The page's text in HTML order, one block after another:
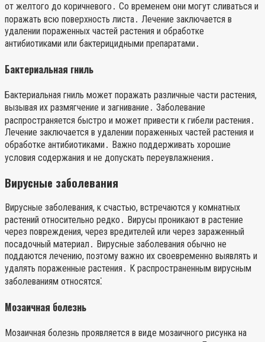
от желтого до коричневого․ Со временем они могут сливаться и
поражать всю поверхность листа․ Лечение заключается в
удалении пораженных частей растения и обработке
антибиотиками или бактерицидными препаратами․
Бактериальная гниль
Бактериальная гниль может поражать различные части растения,
вызывая их размягчение и загнивание․ Заболевание
распространяется быстро и может привести к гибели растения․
Лечение заключается в удалении пораженных частей растения и
обработке антибиотиками․ Важно поддерживать хорошие
условия содержания и не допускать переувлажнения․
Вирусные заболевания
Вирусные заболевания, к счастью, встречаются у комнатных
растений относительно редко․ Вирусы проникают в растение
через повреждения, через вредителей или через зараженный
посадочный материал․ Вирусные заболевания обычно не
поддаются лечению, поэтому важно их своевременно выявлять и
удалять пораженные растения․ К распространенным вирусным
заболеваниям относятся⁚
Мозаичная болезнь
Мозаичная болезнь проявляется в виде мозаичного рисунка на